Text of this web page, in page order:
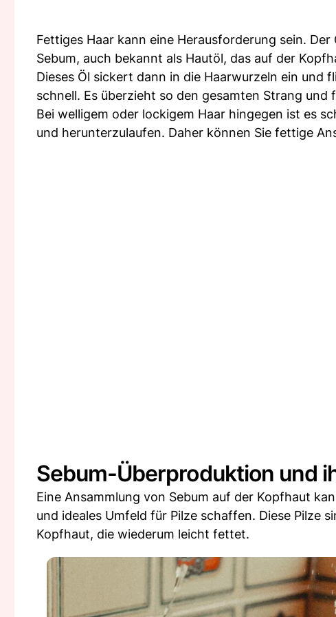
Fettiges Haar kann eine Herausforderung sein.
Sebum, auch bekannt als Hautöl, das auf der
Dieses Öl sickert dann in die Haarwurzeln ein und
schnell. Es überzieht so den gesamten Strang und
Bei welligem oder lockigem Haar hingegen ist es
und herunterzulaufen. Daher können Sie fettige
Sebum-Überproduktion und
Eine Ansammlung von Sebum auf der Kopfhaut
und ideales Umfeld für Pilze schaffen. Diese Pilze
Kopfhaut, die wiederum leicht fettet.